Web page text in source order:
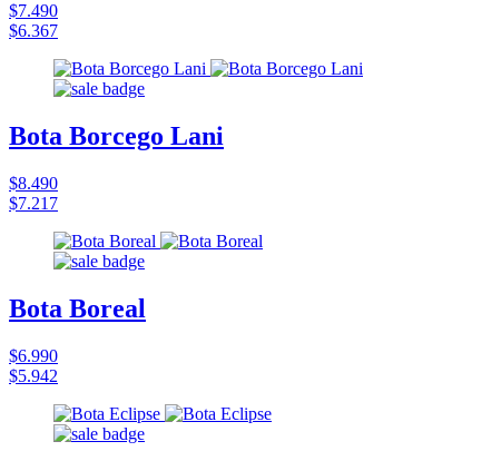
$7.490
$6.367
Bota Borcego Lani
$8.490
$7.217
Bota Boreal
$6.990
$5.942